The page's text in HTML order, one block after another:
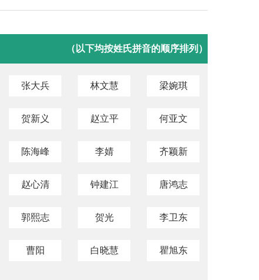
（以下均按姓氏拼音的顺序排列）
张大兵 林文慧 梁婉琪
贺新义 赵立平 何亚文
陈海峰 李婧 齐颖新
赵心清 钟建江 唐鸿志
郭熙志 贺光 李卫东
曹阳 白晓慧 瞿旭东